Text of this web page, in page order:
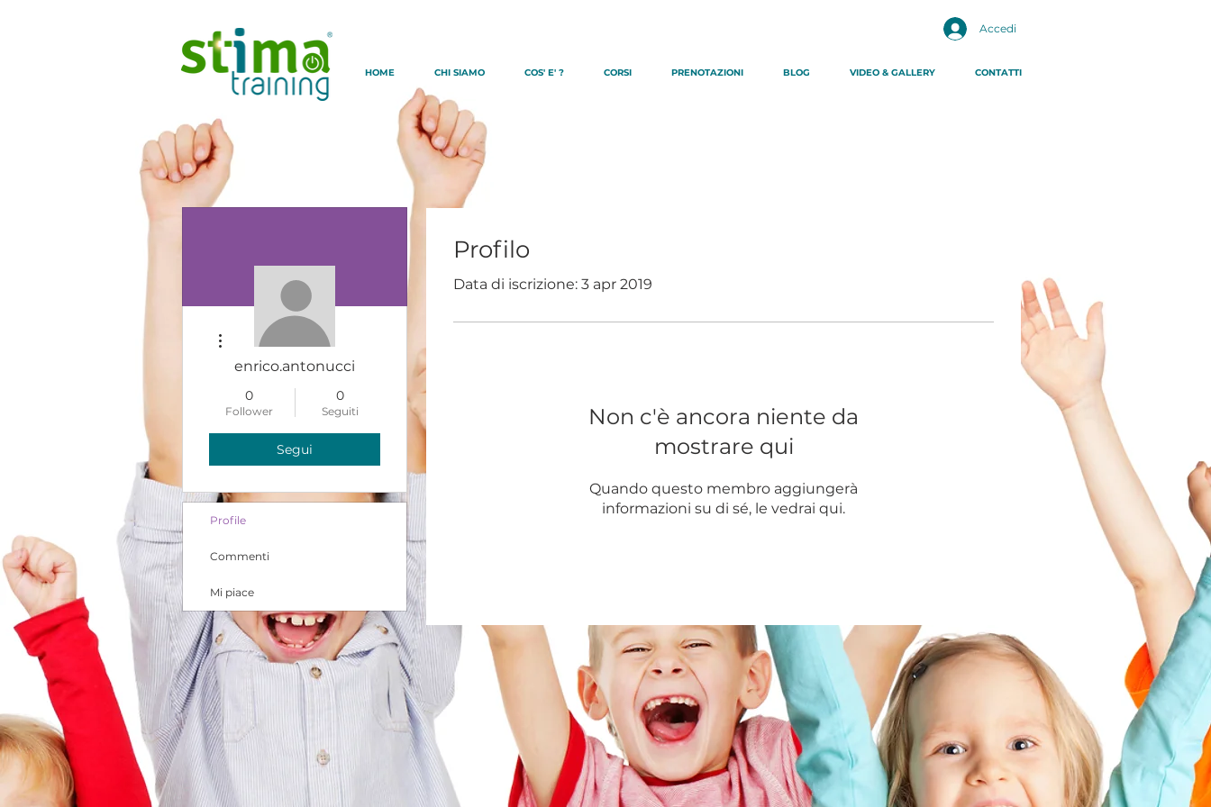
Accedi
HOME CHI SIAMO COS' E' ? CORSI PRENOTAZIONI BLOG VIDEO & GALLERY CONTATTI
Profilo
Data di iscrizione: 3 apr 2019
Non c'è ancora niente da
mostrare qui
Quando questo membro aggiungerà
informazioni su di sé, le vedrai qui.
enrico.antonucci
0
Follower
0
Seguiti
Segui
Altre azioni
Profile
Commenti
Mi piace